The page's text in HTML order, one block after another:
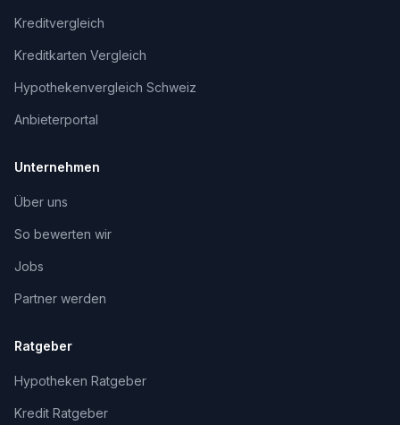
Kreditvergleich
Kreditkarten Vergleich
Hypothekenvergleich Schweiz
Anbieterportal
Unternehmen
Über uns
So bewerten wir
Jobs
Partner werden
Ratgeber
Hypotheken Ratgeber
Kredit Ratgeber